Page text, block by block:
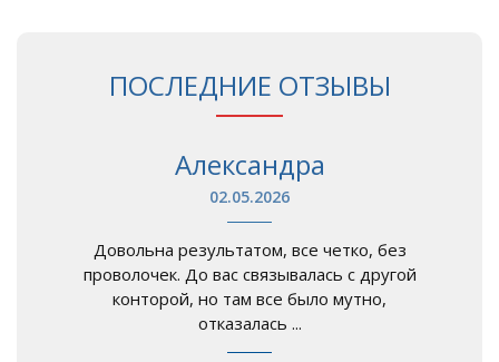
ПОСЛЕДНИЕ ОТЗЫВЫ
Александра
02.05.2026
Довольна результатом, все четко, без
проволочек. До вас связывалась с другой
конторой, но там все было мутно,
отказалась ...